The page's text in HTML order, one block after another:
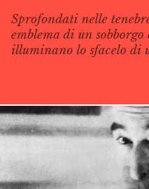
Sprofondati nelle
emblema di un
illuminano lo sfacelo di